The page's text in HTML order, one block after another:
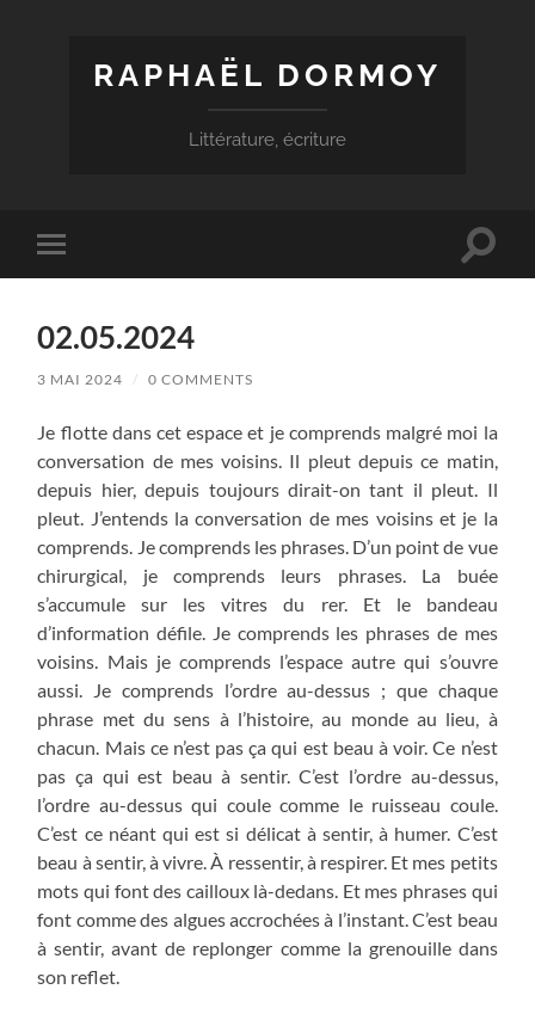
RAPHAËL DORMOY
Littérature, écriture
Toggle
mobile
Toggle
02.05.2024
3 MAI 2024 / 0 COMMENTS
Je flotte dans cet espace et je comprends malgré moi la
conversation de mes voisins. Il pleut depuis ce matin,
depuis hier, depuis toujours dirait-on tant il pleut. Il
pleut. J’entends la conversation de mes voisins et je la
comprends. Je comprends les phrases. D’un point de vue
chirurgical, je comprends leurs phrases. La buée
s’accumule sur les vitres du rer. Et le bandeau
d’information défile. Je comprends les phrases de mes
voisins. Mais je comprends l’espace autre qui s’ouvre
aussi. Je comprends l’ordre au-dessus ; que chaque
phrase met du sens à l’histoire, au monde au lieu, à
chacun. Mais ce n’est pas ça qui est beau à voir. Ce n’est
pas ça qui est beau à sentir. C’est l’ordre au-dessus,
l’ordre au-dessus qui coule comme le ruisseau coule.
C’est ce néant qui est si délicat à sentir, à humer. C’est
beau à sentir, à vivre. À ressentir, à respirer. Et mes petits
mots qui font des cailloux là-dedans. Et mes phrases qui
font comme des algues accrochées à l’instant. C’est beau
à sentir, avant de replonger comme la grenouille dans
son reflet.